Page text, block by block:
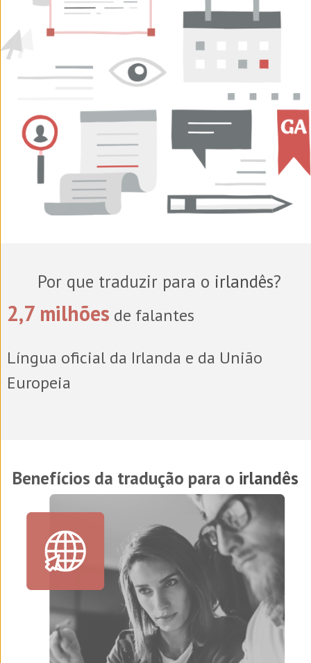
Por que traduzir para o irlandês?
2,7 milhões de falantes
Língua oficial da Irlanda e da União
Europeia
Benefícios da tradução para o irlandês